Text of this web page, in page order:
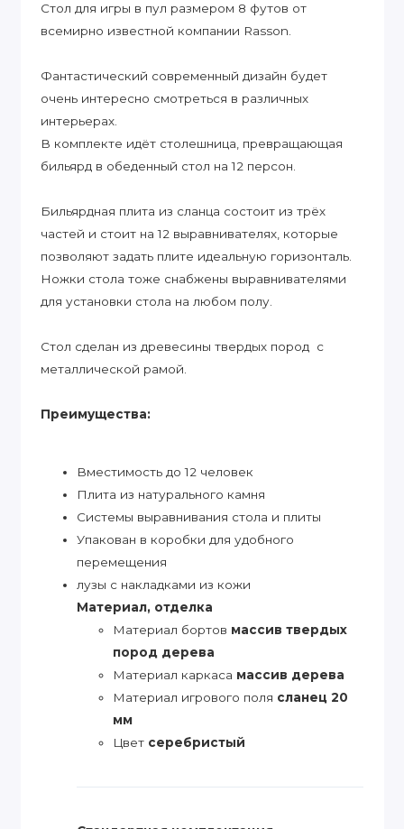
Стол для игры в пул размером 8 футов от
всемирно известной компании Rasson.
Фантастический современный дизайн будет
очень интересно смотреться в различных
интерьерах.
В комплекте идёт столешница, превращающая
бильярд в обеденный стол на 12 персон.
Бильярдная плита из сланца состоит из трёх
частей и стоит на 12 выравнивателях, которые
позволяют задать плите идеальную горизонталь.
Ножки стола тоже снабжены выравнивателями
для установки стола на любом полу.
Стол сделан из древесины твердых пород с
металлической рамой.
Преимущества:
Вместимость до 12 человек
Плита из натурального камня
Системы выравнивания стола и плиты
Упакован в коробки для удобного
перемещения
лузы с накладками из кожи
Материал, отделка
Материал бортов массив твердых
пород дерева
Материал каркаса массив дерева
Материал игрового поля сланец 20
мм
Цвет серебристый